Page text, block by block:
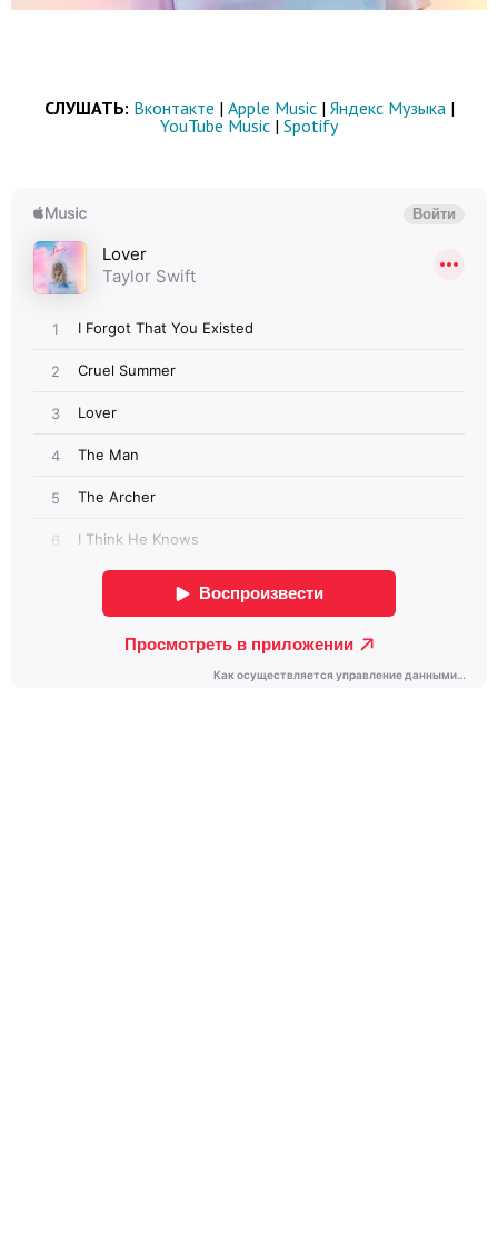
СЛУШАТЬ: Вконтакте | Apple Music| Яндекс Музыка |
YouTube Music | Spotify